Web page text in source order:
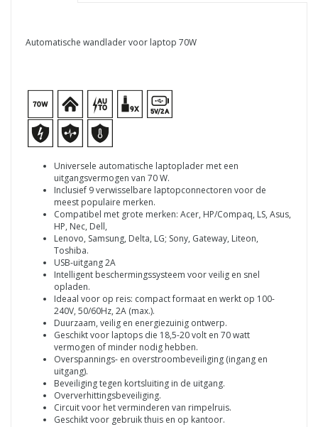
Automatische wandlader voor laptop 70W
Universele automatische laptoplader met een
uitgangsvermogen van 70 W.
Inclusief 9 verwisselbare laptopconnectoren voor de
meest populaire merken.
Compatibel met grote merken: Acer, HP/Compaq, LS, Asus,
HP, Nec, Dell,
Lenovo, Samsung, Delta, LG; Sony, Gateway, Liteon,
Toshiba.
USB-uitgang 2A
Intelligent beschermingssysteem voor veilig en snel
opladen.
Ideaal voor op reis: compact formaat en werkt op 100-
240V, 50/60Hz, 2A (max.).
Duurzaam, veilig en energiezuinig ontwerp.
Geschikt voor laptops die 18,5-20 volt en 70 watt
vermogen of minder nodig hebben.
Overspannings- en overstroombeveiliging (ingang en
uitgang).
Beveiliging tegen kortsluiting in de uitgang.
Oververhittingsbeveiliging.
Circuit voor het verminderen van rimpelruis.
Geschikt voor gebruik thuis en op kantoor.